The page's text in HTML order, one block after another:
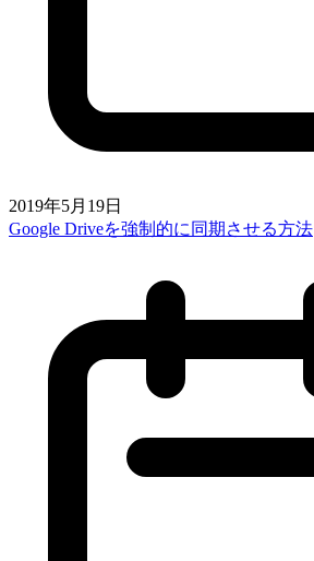
2019年5月19日
Google Driveを強制的に同期させる方法